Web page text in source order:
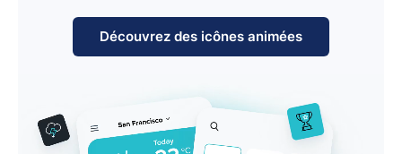
Découvrez des icônes animées